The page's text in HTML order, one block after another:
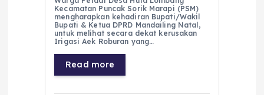
c
e
b
o
o
a
ts
A
p
p
e
g
r
a
m
ss
e
n
ai
l
a
re
Kecamatan Puncak Sorik Marapi (PSM)
mengharapkan kehadiran Bupati/Wakil
Bupati & Ketua DPRD Mandailing Natal,
untuk melihat secara dekat kerusakan
Irigasi Aek Roburan yang…
Read more